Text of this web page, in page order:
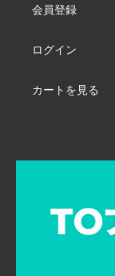
会員登録
ログイン
カートを見る